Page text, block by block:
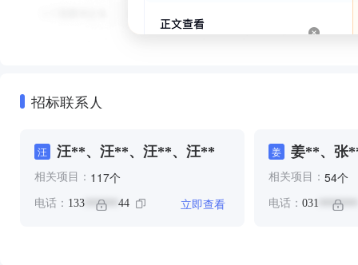
招标联系人
汪 汪**、汪**、汪**、汪**
相关项目： 117个
电话： 133 ****** 44 立即查看
姜
姜**、张
相关项目： 54个
电话： 031 *******